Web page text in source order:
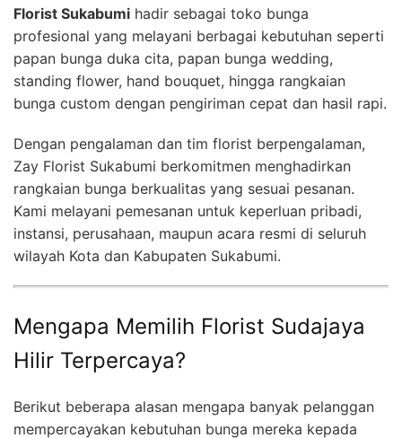
Florist Sukabumi hadir sebagai toko bunga
profesional yang melayani berbagai kebutuhan seperti
papan bunga duka cita, papan bunga wedding,
standing flower, hand bouquet, hingga rangkaian
bunga custom dengan pengiriman cepat dan hasil rapi.
Dengan pengalaman dan tim florist berpengalaman,
Zay Florist Sukabumi berkomitmen menghadirkan
rangkaian bunga berkualitas yang sesuai pesanan.
Kami melayani pemesanan untuk keperluan pribadi,
instansi, perusahaan, maupun acara resmi di seluruh
wilayah Kota dan Kabupaten Sukabumi.
Mengapa Memilih Florist Sudajaya
Hilir Terpercaya?
Berikut beberapa alasan mengapa banyak pelanggan
mempercayakan kebutuhan bunga mereka kepada